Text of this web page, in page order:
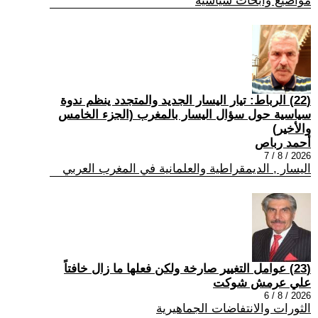
(22) الرباط: تيار اليسار الجديد والمتجدد ينظم ندوة
سياسية حول سؤال اليسار بالمغرب (الجزء الخامس
والأخير)
أحمد رباص
2026 / 8 / 7
اليسار , الديمقراطية والعلمانية في المغرب العربي
(23) عوامل التغيير صارخة ولكن فعلها ما زال خافتاً
علي عرمش شوكت
2026 / 8 / 6
الثورات والانتفاضات الجماهيرية